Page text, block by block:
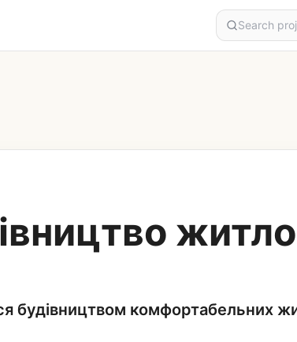
будівництвом комфортабельних